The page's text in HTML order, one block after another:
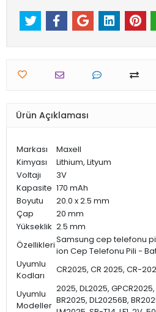
Ürün Açıklaması
Markası
Maxell
Kimyası
Lithium, Lityum
Voltajı
3V
Kapasite 170 mAh
Boyutu
20.0 x 2.5 mm
Çap
20 mm
Yükseklik 2.5 mm
ÖzellikleriSamsung cep telefonu
ion Cep Telefonu Pili -
Uyumlu
Kodları
CR2025, CR 2025, CR-
Uyumlu
Modeller
2025, DL2025,
BR2025, DL20256B,